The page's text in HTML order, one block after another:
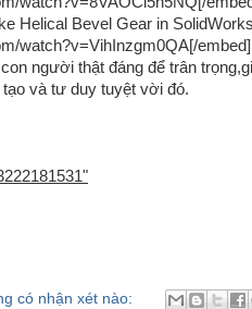
Helical Bevel Gear in SolidWorks
watch?v=VihInzgm0QA[/embed]
người thật đáng để trân
và tư duy tuyệt vời đó.
có nhận xét nào: